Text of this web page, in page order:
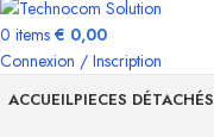
0 items € 0,00
Connexion / Inscription
ACCUEILPIECES DÉTACHÉS